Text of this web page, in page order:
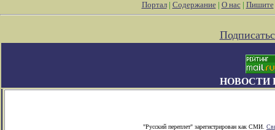
Портал| Содержание| О нас| Пишите
НОВОСТИ
"Русский переплет" зарегистрирован как СМИ.